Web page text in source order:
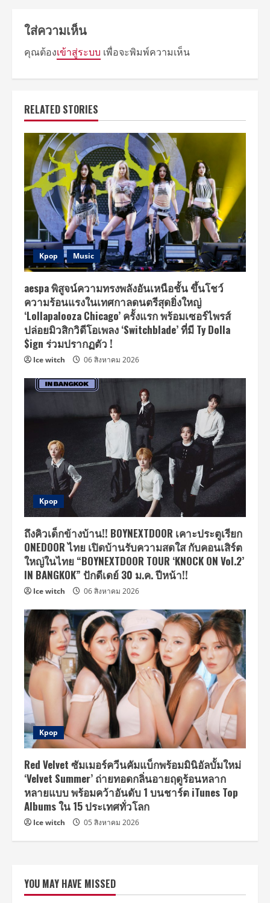
ใส่ความเห็น
คุณต้องเข้าสู่ระบบ เพื่อจะพิมพ์ความเห็น
RELATED STORIES
Kpop Music
aespa พิสูจน์ความทรงพลังอันเหนือชั้น ขึ้นโชว์
ความร้อนแรงในเทศกาลดนตรีสุดยิ่งใหญ่
‘Lollapalooza Chicago’ ครั้งแรก พร้อมเซอร์ไพรส์
ปล่อยมิวสิกวิดีโอเพลง ‘Switchblade’ ที่มี Ty Dolla
$ign ร่วมปรากฏตัว !
Ice witch 06 สิงหาคม 2026
Kpop
ถึงคิวเด็กข้างบ้าน!! BOYNEXTDOOR เคาะประตูเรียก
ONEDOOR ไทย เปิดบ้านรับความสดใส กับคอนเสิร์ต
ใหญ่ในไทย “BOYNEXTDOOR TOUR ‘KNOCK ON Vol.2’
IN BANGKOK” ปักดีเดย์ 30 ม.ค. ปีหน้า!!
Ice witch 06 สิงหาคม 2026
Kpop
Red Velvet ซัมเมอร์ควีนคัมแบ็กพร้อมมินิอัลบั้มใหม่
‘Velvet Summer’ ถ่ายทอดกลิ่นอายฤดูร้อนหลาก
หลายแบบ พร้อมคว้าอันดับ 1 บนชาร์ต iTunes Top
Albums ใน 15 ประเทศทั่วโลก
Ice witch 05 สิงหาคม 2026
YOU MAY HAVE MISSED